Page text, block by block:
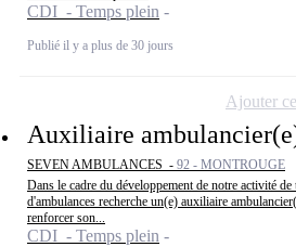
CDI - Temps plein
Publié il y a plus de 30 jours
Auxiliaire
SEVEN AMBULANCES - 92 - MONTROUGE
Dans le cadre du développement de notre activité
d'ambulances recherche un(e) auxiliaire
renforcer son...
CDI - Temps plein
Ajouter